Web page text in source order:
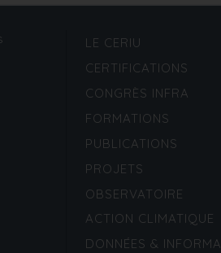
LE CERIU
CERTIFICATIONS
CONGRÈS INFRA
FORMATIONS
PUBLICATIONS
PROJETS
OBSERVATOIRE
ACTION CLIMATIQUE
DONNÉES &